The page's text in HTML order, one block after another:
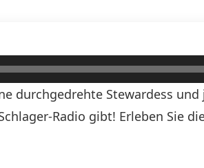
durchgedrehte Stewardess und
Radio gibt! Erleben Sie